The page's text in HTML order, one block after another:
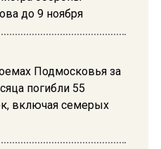
до 9 ноября
Подмосковья за
погибли 55
включая семерых